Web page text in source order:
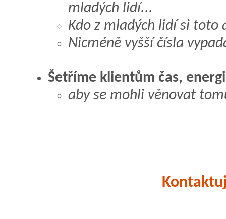
mladých lidí...
Kdo z mladých lidí si toto
Nicméně vyšší čísla
Šetříme klientům čas,
aby se mohli věnovat